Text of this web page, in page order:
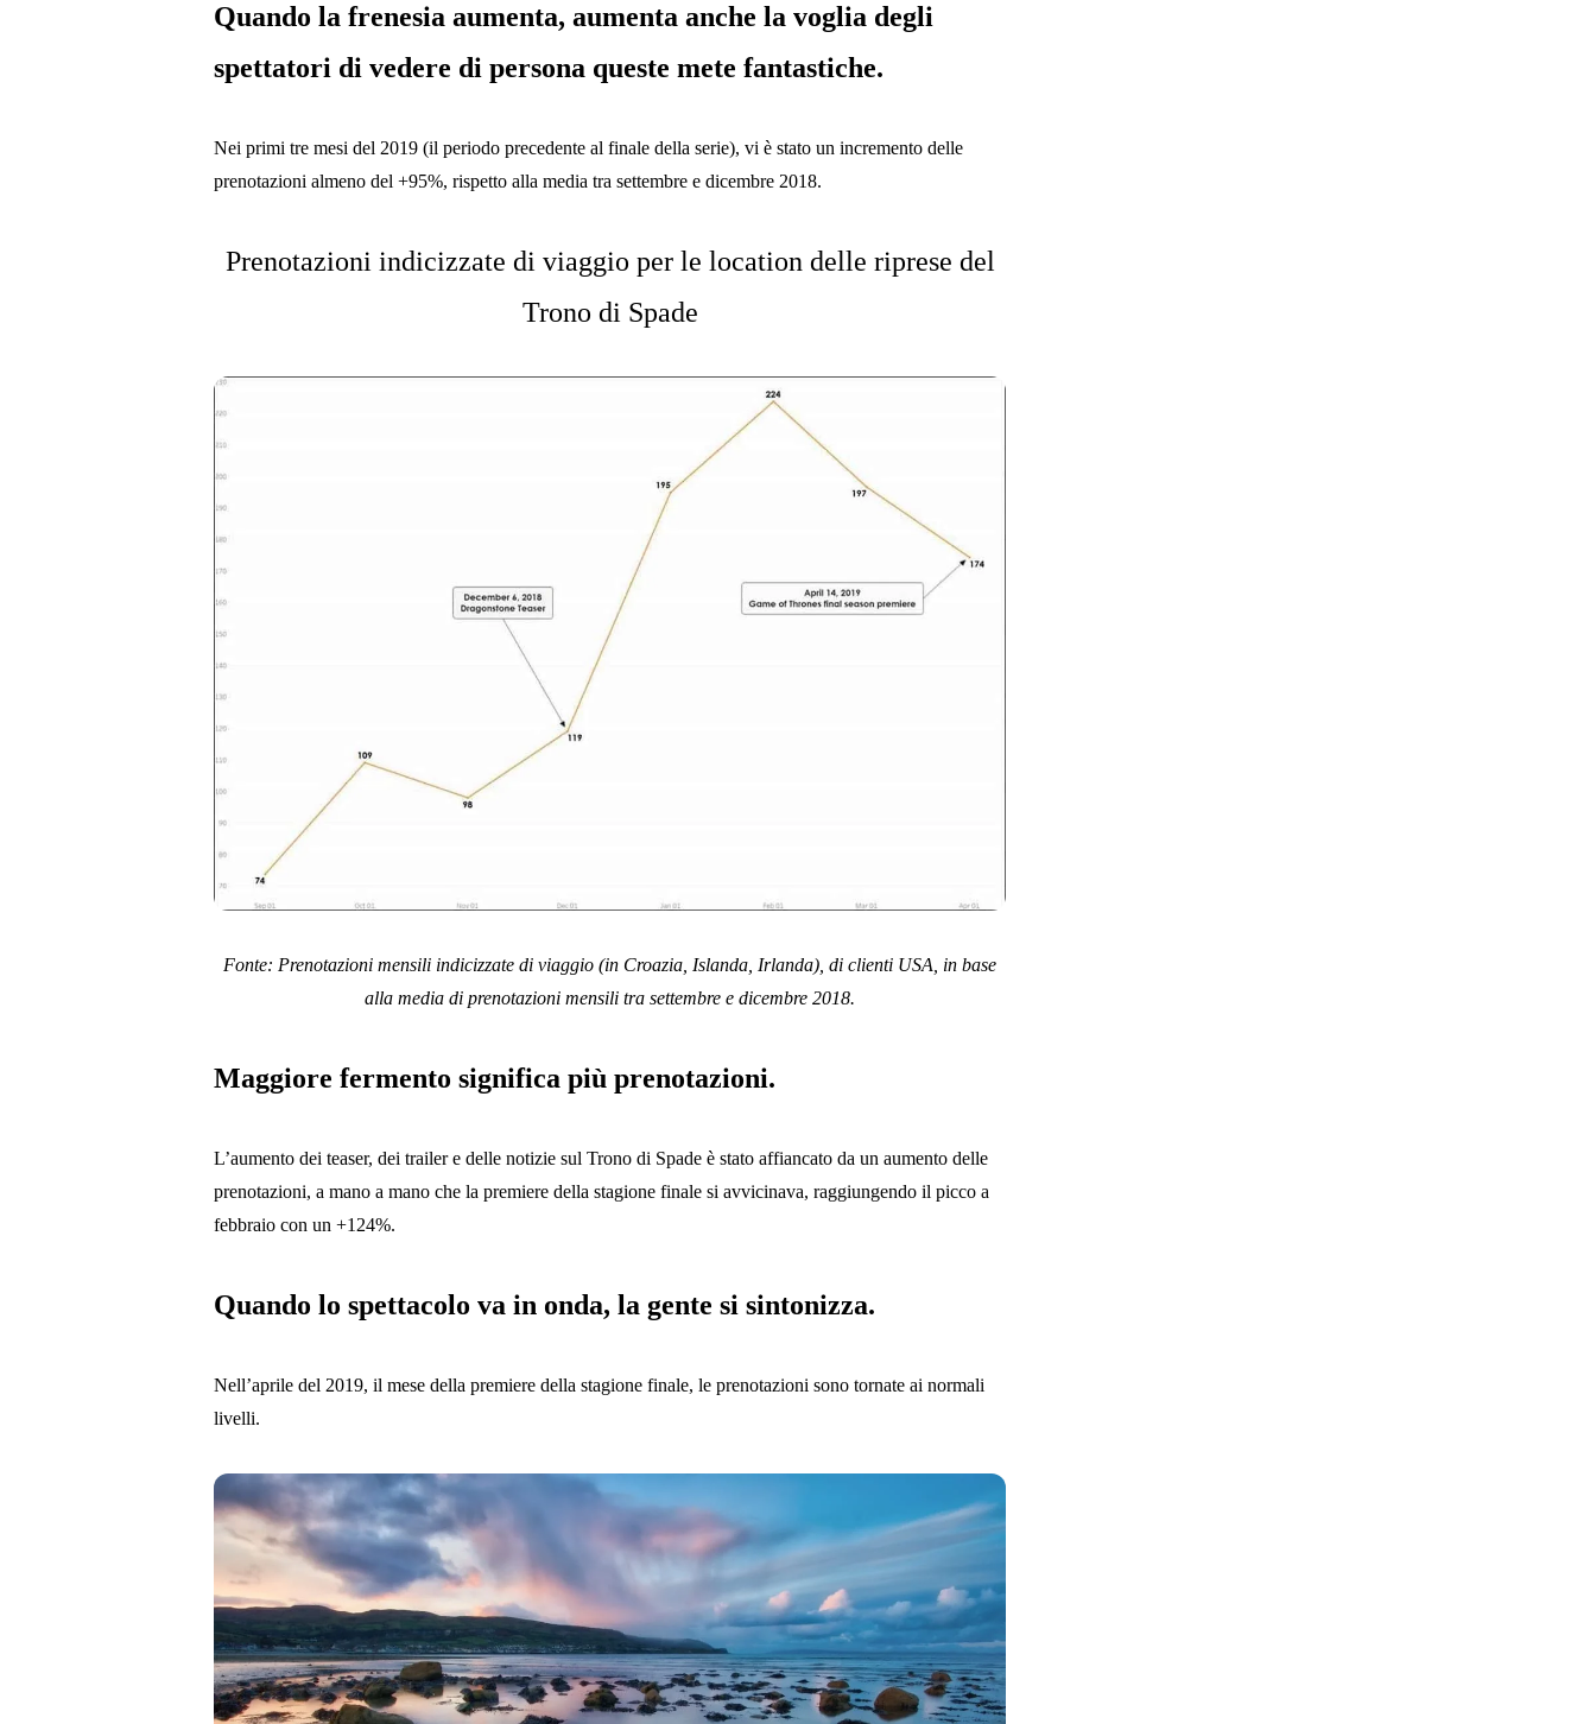
Quando la frenesia aumenta, aumenta anche la voglia degli
spettatori di vedere di persona queste mete fantastiche.
Nei primi tre mesi del 2019 (il periodo precedente al finale della serie), vi è stato un incremento delle
prenotazioni almeno del +95%, rispetto alla media tra settembre e dicembre 2018.
Prenotazioni indicizzate di viaggio per le location delle riprese del
Trono di Spade
Fonte: Prenotazioni mensili indicizzate di viaggio (in Croazia, Islanda, Irlanda), di clienti USA, in base
alla media di prenotazioni mensili tra settembre e dicembre 2018.
Maggiore fermento significa più prenotazioni.
L’aumento dei teaser, dei trailer e delle notizie sul Trono di Spade è stato affiancato da un aumento delle
prenotazioni, a mano a mano che la premiere della stagione finale si avvicinava, raggiungendo il picco a
febbraio con un +124%.
Quando lo spettacolo va in onda, la gente si sintonizza.
Nell’aprile del 2019, il mese della premiere della stagione finale, le prenotazioni sono tornate ai normali
livelli.